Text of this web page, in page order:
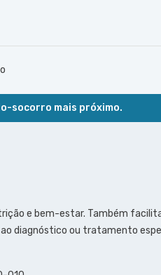
socorro mais próximo.
e bem-estar. Também
diagnóstico ou tratamento